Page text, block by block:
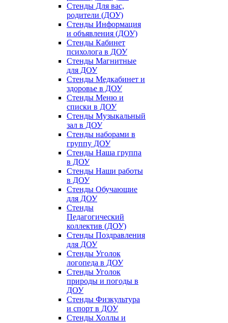
Стенды Для вас,
родители (ДОУ)
Стенды Информация
и объявления (ДОУ)
Стенды Кабинет
психолога в ДОУ
Стенды Магнитные
для ДОУ
Стенды Медкабинет и
здоровье в ДОУ
Стенды Меню и
списки в ДОУ
Стенды Музыкальный
зал в ДОУ
Стенды наборами в
группу ДОУ
Стенды Наша группа
в ДОУ
Стенды Наши работы
в ДОУ
Стенды Обучающие
для ДОУ
Стенды
Педагогический
коллектив (ДОУ)
Стенды Поздравления
для ДОУ
Стенды Уголок
логопеда в ДОУ
Стенды Уголок
природы и погоды в
ДОУ
Стенды Физкультура
и спорт в ДОУ
Стенды Холлы и